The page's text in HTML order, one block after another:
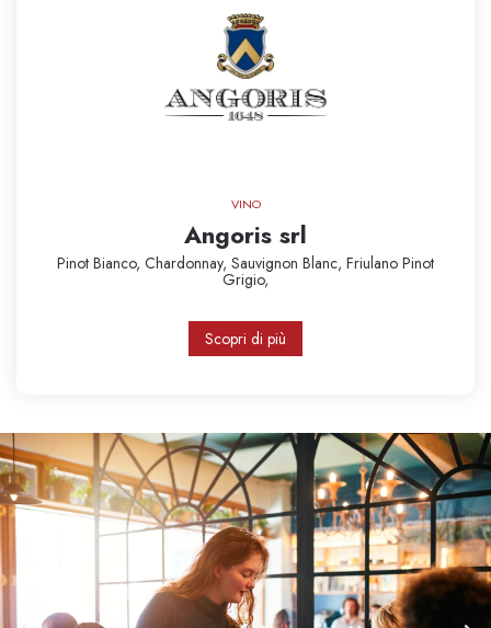
VINO
Angoris srl
Pinot Bianco, Chardonnay, Sauvignon Blanc, Friulano Pinot
Grigio,
Scopri di più